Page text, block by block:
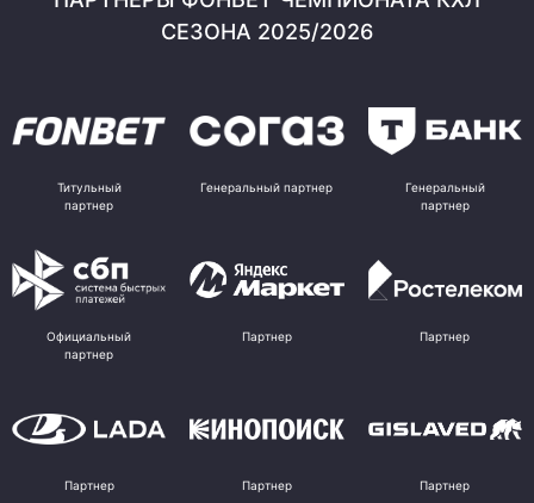
СЕЗОНА 2025/2026
Титульный
партнер
Генеральный партнер
Генеральный
партнер
Официальный
партнер
Партнер Партнер
Партнер Партнер Партнер